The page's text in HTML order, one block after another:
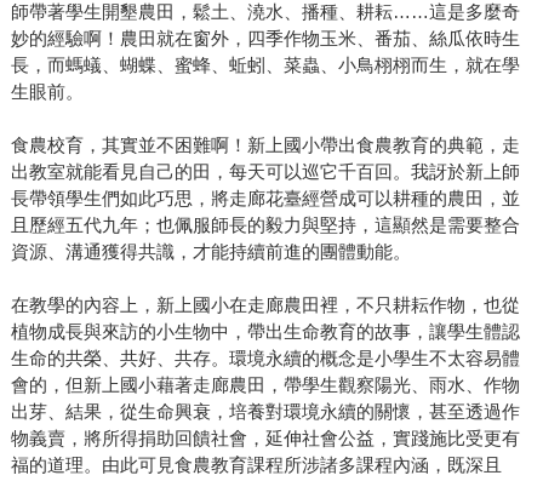
師帶著學生開墾農田，鬆土、澆水、播種、耕耘……這是多麼奇
妙的經驗啊！農田就在窗外，四季作物玉米、番茄、絲瓜依時生
長，而螞蟻、蝴蝶、蜜蜂、蚯蚓、菜蟲、小鳥栩栩而生，就在學
生眼前。
食農校育，其實並不困難啊！新上國小帶出食農教育的典範，走
出教室就能看見自己的田，每天可以巡它千百回。我訝於新上師
長帶領學生們如此巧思，將走廊花臺經營成可以耕種的農田，並
且歷經五代九年；也佩服師長的毅力與堅持，這顯然是需要整合
資源、溝通獲得共識，才能持續前進的團體動能。
在教學的內容上，新上國小在走廊農田裡，不只耕耘作物，也從
植物成長與來訪的小生物中，帶出生命教育的故事，讓學生體認
生命的共榮、共好、共存。環境永續的概念是小學生不太容易體
會的，但新上國小藉著走廊農田，帶學生觀察陽光、雨水、作物
出芽、結果，從生命興衰，培養對環境永續的關懷，甚至透過作
物義賣，將所得捐助回饋社會，延伸社會公益，實踐施比受更有
福的道理。由此可見食農教育課程所涉諸多課程內涵，既深且